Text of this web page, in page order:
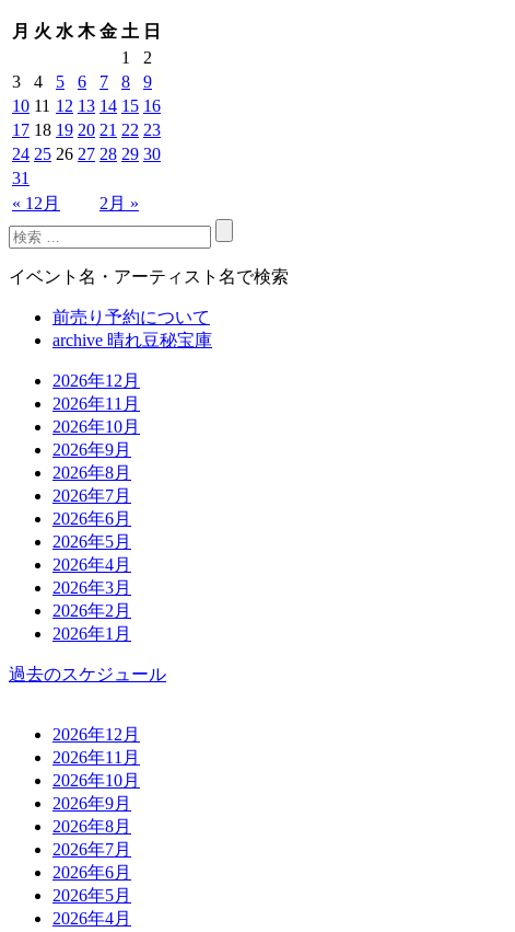
月 火 水 木 金 土 日
« 12月 2月 »
1
2
3
4 5 6 7 8
9
10 11 12 13 14 15 16
17 18 19 20 21 22 23
24 25 26 27 28 29 30
31
イベント名・アーティスト名で検索
前売り予約について
archive 晴れ豆秘宝庫
2026年12月
2026年11月
2026年10月
2026年9月
2026年8月
2026年7月
2026年6月
2026年5月
2026年4月
2026年3月
2026年2月
2026年1月
過去のスケジュール
2026年12月
2026年11月
2026年10月
2026年9月
2026年8月
2026年7月
2026年6月
2026年5月
2026年4月